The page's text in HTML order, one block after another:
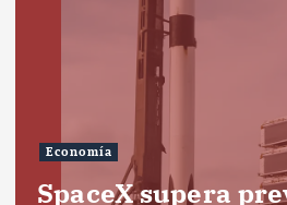
Economía
SpaceX supera